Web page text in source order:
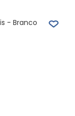
- Branco